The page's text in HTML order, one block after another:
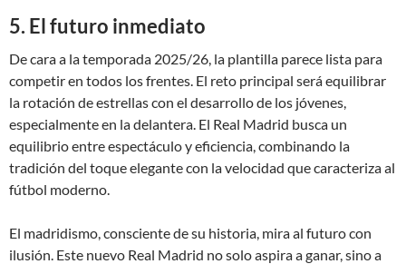
5. El futuro inmediato
De cara a la temporada 2025/26, la plantilla parece lista para
competir en todos los frentes. El reto principal será equilibrar
la rotación de estrellas con el desarrollo de los jóvenes,
especialmente en la delantera. El Real Madrid busca un
equilibrio entre espectáculo y eficiencia, combinando la
tradición del toque elegante con la velocidad que caracteriza al
fútbol moderno.
El madridismo, consciente de su historia, mira al futuro con
ilusión. Este nuevo Real Madrid no solo aspira a ganar, sino a